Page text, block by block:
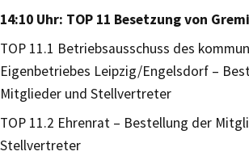
14:10 Uhr: TOP 11 Besetzung von
TOP 11.1 Betriebsausschuss des
Eigenbetriebes Leipzig/Engelsdorf –
Mitglieder und Stellvertreter
TOP 11.2 Ehrenrat – Bestellung der
Stellvertreter